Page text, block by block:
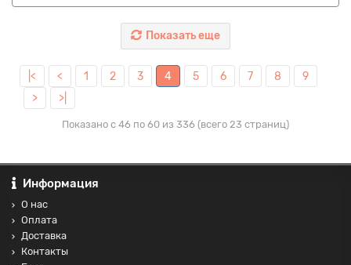
Показать еще
|< < 1 2 3 4 5 6 7 8
9
>
>|
Показано с 46 по 60 из 336 (всего 23 страниц)
Информация
О нас
Оплата
Доставка
Контакты